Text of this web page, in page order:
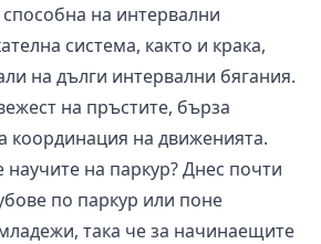
на интервални
система, както и крака,
на дълги интервални бягания.
на пръстите, бърза
координация на движенията.
на паркур? Днес почти
по паркур или поне
така че за начинаещите